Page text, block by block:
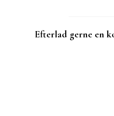
Efterlad gerne en